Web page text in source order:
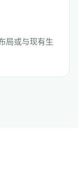
局或与现有生